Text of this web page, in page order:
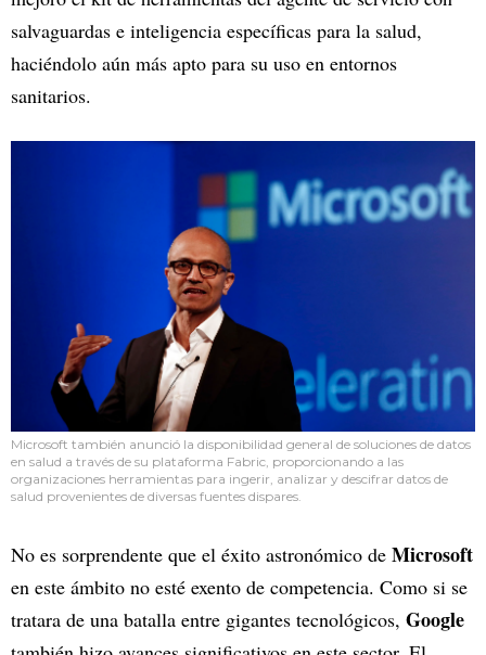
salvaguardas e inteligencia específicas para la salud,
haciéndolo aún más apto para su uso en entornos
sanitarios.
Microsoft también anunció la disponibilidad general de soluciones de datos
en salud a través de su plataforma Fabric, proporcionando a las
organizaciones herramientas para ingerir, analizar y descifrar datos de
salud provenientes de diversas fuentes dispares.
No es sorprendente que el éxito astronómico de Microsoft
en este ámbito no esté exento de competencia. Como si se
tratara de una batalla entre gigantes tecnológicos, Google